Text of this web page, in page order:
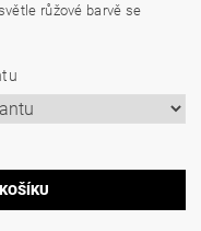
růžové barvě se